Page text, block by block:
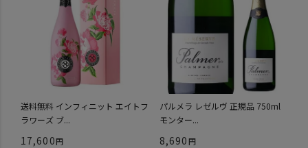
送料無料 インフィニット エイトフ
ラワーズ ブ...
17,600
パルメラ レゼルヴ 正規品 750ml
モンター...
8,690